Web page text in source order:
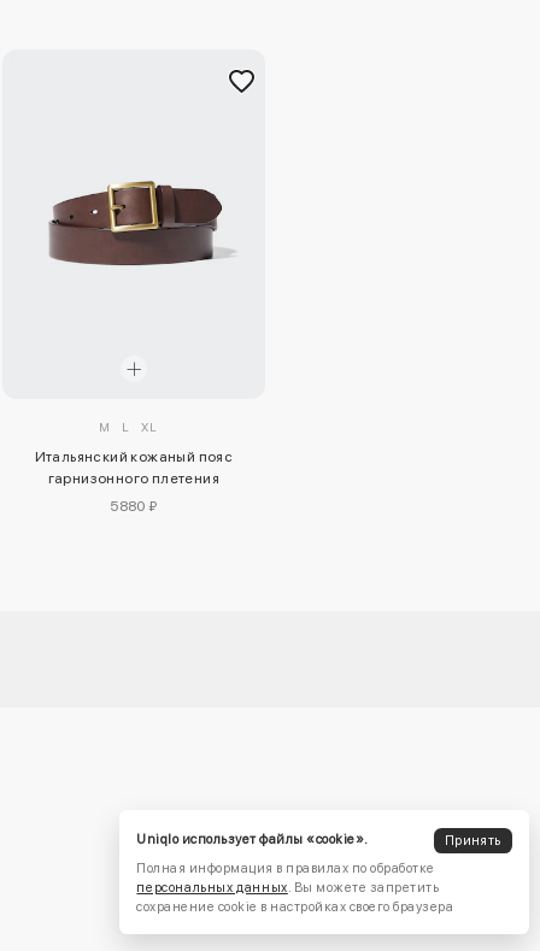
M L XL
Итальянский кожаный пояс
гарнизонного плетения
5880 ₽
Uniqlo использует файлы «cookie».
Принять
Полная информация в правилах по обработке
персональных данных. Вы можете запретить
сохранение cookie в настройках своего браузера